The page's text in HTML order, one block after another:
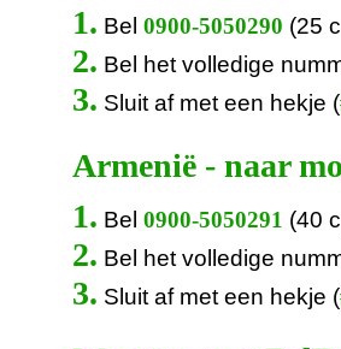
1. Bel 0900-5050290 (25
2. Bel het volledige
3. Sluit af met een hekje (
Armenië - naar
1. Bel 0900-5050291 (40
2. Bel het volledige
3. Sluit af met een hekje (